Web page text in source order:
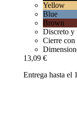
Yellow
Blue
Brown
Discreto y
Cierre con
13,09 €
Entrega hasta el